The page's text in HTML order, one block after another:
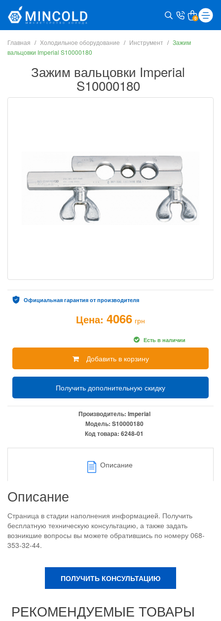
0
Главная Холодильное оборудование Инструмент
Зажим
вальцовки Imperial S10000180
Зажим вальцовки Imperial
S10000180
Официальная гарантия от производителя
Цена: 4066 грн
Есть в наличии
Добавить в корзину
Получить дополнительную скидку
Производитель: Imperial
Модель: S10000180
Код товара: 6248-01
Описание
Описание
Страница в стадии наполнения информацией. Получить
бесплатную техническую консультацию, а также задать
возникшие вопросы вы можете обратившись по номеру 068-
353-32-44.
ПОЛУЧИТЬ КОНСУЛЬТАЦИЮ
РЕКОМЕНДУЕМЫЕ ТОВАРЫ